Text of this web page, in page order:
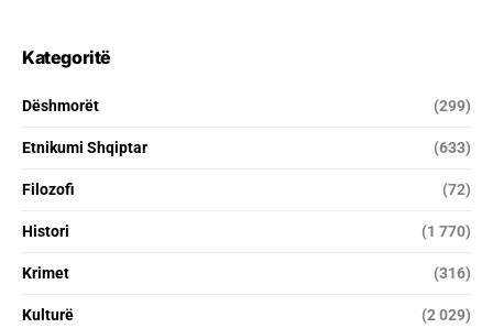
Kategoritë
Dëshmorët (299)
Etnikumi Shqiptar (633)
Filozofi (72)
Histori (1 770)
Krimet (316)
Kulturë (2 029)